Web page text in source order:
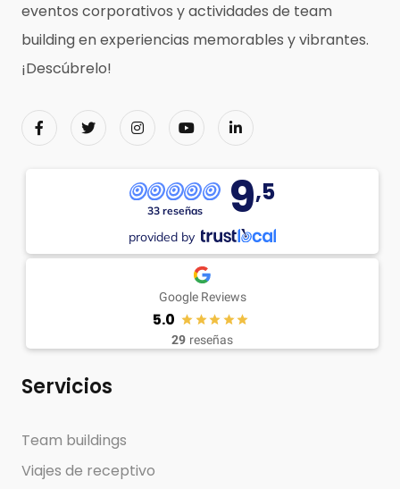
eventos corporativos y actividades de team
building en experiencias memorables y vibrantes.
¡Descúbrelo!
33 reseñas 9,5
provided by
Google Reviews
5.0
29 reseñas
Servicios
Team buildings
Viajes de receptivo